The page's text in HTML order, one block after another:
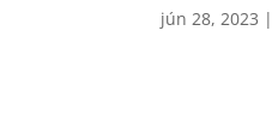
jún 28, 2023 |